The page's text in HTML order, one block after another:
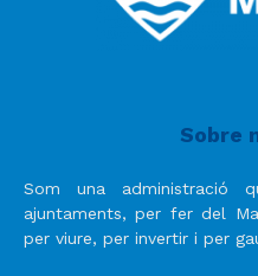
Sobre
Som una administració
ajuntaments, per fer del
per viure, per invertir i per